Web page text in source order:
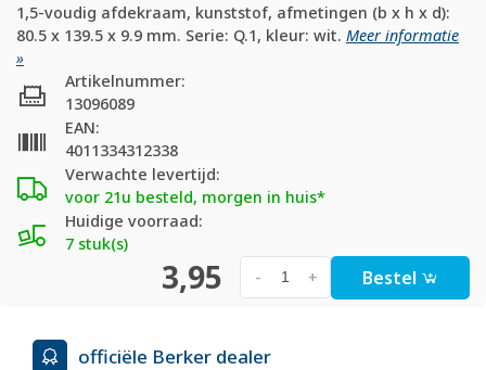
1,5-voudig afdekraam, kunststof, afmetingen (b x h x d):
80.5 x 139.5 x 9.9 mm. Serie: Q.1, kleur: wit. Meer informatie
»
Verwachte levertijd:
voor 21u besteld, morgen in huis*
Huidige voorraad:
7 stuk(s)
Artikelnummer:
13096089
EAN:
4011334312338
3,95 +
- Bestel
officiële Berker dealer